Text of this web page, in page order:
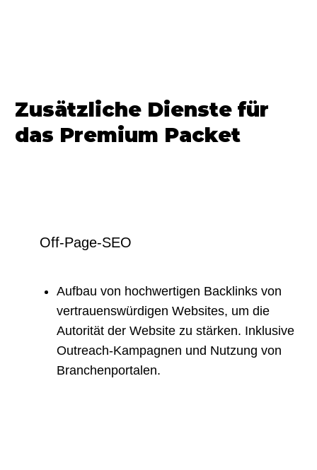
Zusätzliche Dienste für
das Premium Packet
Off-Page-SEO
Aufbau von hochwertigen Backlinks von
vertrauenswürdigen Websites, um die
Autorität der Website zu stärken. Inklusive
Outreach-Kampagnen und Nutzung von
Branchenportalen.